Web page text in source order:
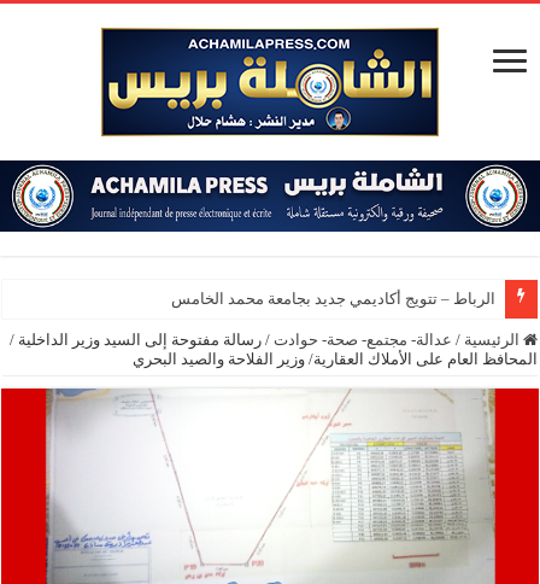
الرباط – تتويج أكاديمي جديد بجامعة محمد الخامس
الرئيسية / عدالة- مجتمع- صحة- حوادت / رسالة مفتوحة إلى السيد وزير الداخلية /
المحافظ العام على الأملاك العقارية/ وزير الفلاحة والصيد البحري